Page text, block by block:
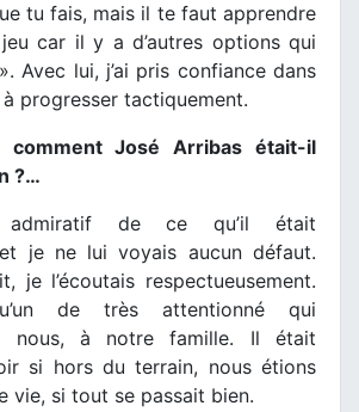
tu fais, mais il te faut apprendre
car il y a d’autres options qui
Avec lui, j’ai pris confiance dans
progresser tactiquement.
comment José Arribas était-il
?…
admiratif de ce qu’il était
et je ne lui voyais aucun défaut.
je l’écoutais respectueusement.
de très attentionné qui
à nous, à notre famille. Il était
si hors du terrain, nous étions
vie, si tout se passait bien.